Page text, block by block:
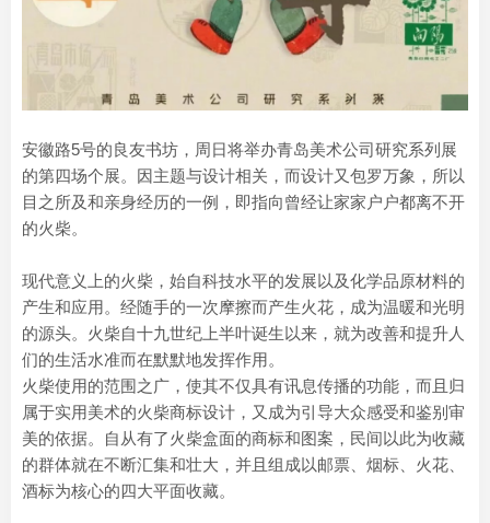
安徽路5号的良友书坊，周日将举办青岛美术公司研究系列展
的第四场个展。因主题与设计相关，而设计又包罗万象，所以
目之所及和亲身经历的一例，即指向曾经让家家户户都离不开
的火柴。
现代意义上的火柴，始自科技水平的发展以及化学品原材料的
产生和应用。经随手的一次摩擦而产生火花，成为温暖和光明
的源头。火柴自十九世纪上半叶诞生以来，就为改善和提升人
们的生活水准而在默默地发挥作用。
火柴使用的范围之广，使其不仅具有讯息传播的功能，而且归
属于实用美术的火柴商标设计，又成为引导大众感受和鉴别审
美的依据。自从有了火柴盒面的商标和图案，民间以此为收藏
的群体就在不断汇集和壮大，并且组成以邮票、烟标、火花、
酒标为核心的四大平面收藏。